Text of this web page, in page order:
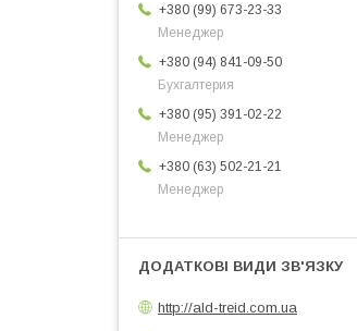
+380 (99) 673-23-33
Менеджер
+380 (94) 841-09-50
Бухгалтерия
+380 (95) 391-02-22
Менеджер
+380 (63) 502-21-21
Менеджер
http://ald-treid.com.ua